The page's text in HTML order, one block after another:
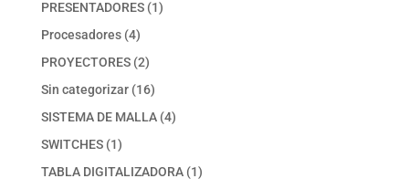
PRESENTADORES 11
Procesadores 44
productos
PROYECTORES 22
productos
Sin categorizar 1616
productos
SISTEMA DE MALLA 44
SWITCHES 11
producto
TABLA DIGITALIZADORA 11